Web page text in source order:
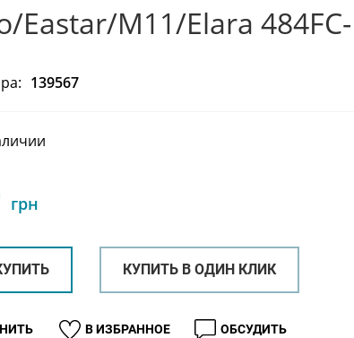
Eastar/M11/Elara
139567
грн
КУПИТЬ В ОДИН КЛИК
В ИЗБРАННОЕ ОБСУДИТЬ